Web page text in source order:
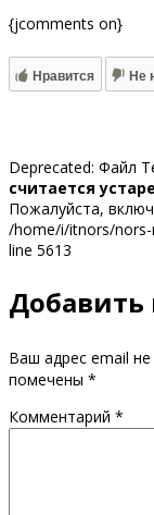
{jcomments on}
Нравится Не
Deprecated: Файл
считается
Пожалуйста,
/home/i/itnors/nors-
line 5613
Ваш адрес email
помечены *
Комментарий *